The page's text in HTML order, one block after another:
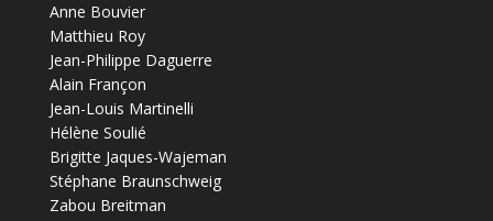
Anne Bouvier
Matthieu Roy
Jean-Philippe Daguerre
Alain Françon
Jean-Louis Martinelli
Hélène Soulié
Brigitte Jaques-Wajeman
Stéphane Braunschweig
Zabou Breitman